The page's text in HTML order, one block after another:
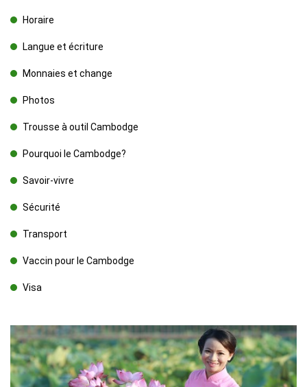
Horaire
Langue et écriture
Monnaies et change
Photos
Trousse à outil Cambodge
Pourquoi le Cambodge?
Savoir-vivre
Sécurité
Transport
Vaccin pour le Cambodge
Visa